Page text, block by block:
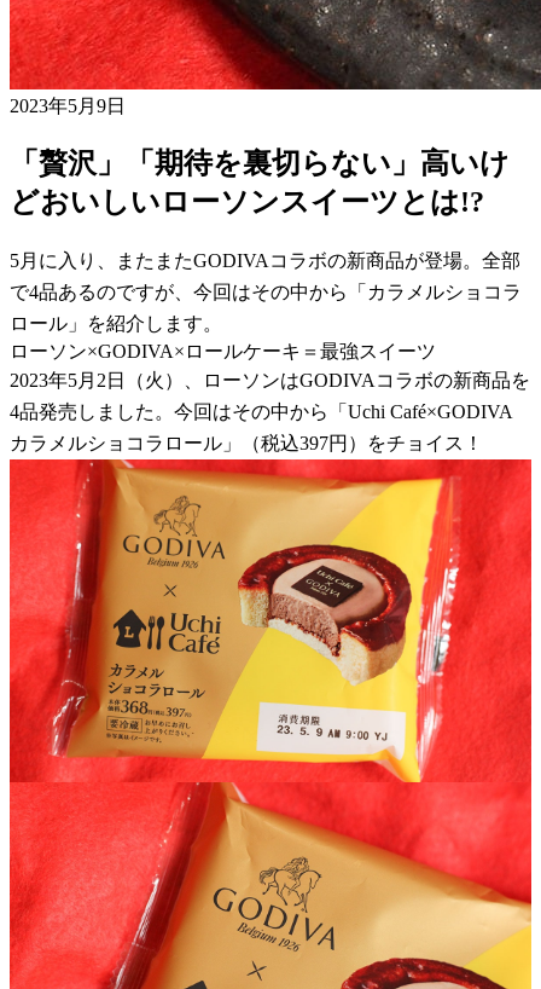
2023年5月9日
「贅沢」「期待を裏切らない」高いけ
どおいしいローソンスイーツとは!?
5月に入り、またまたGODIVAコラボの新商品が登場。全部
で4品あるのですが、今回はその中から「カラメルショコラ
ロール」を紹介します。
ローソン×GODIVA×ロールケーキ＝最強スイーツ
2023年5月2日（火）、ローソンはGODIVAコラボの新商品を
4品発売しました。今回はその中から「Uchi Café×GODIVA
カラメルショコラロール」（税込397円）をチョイス！